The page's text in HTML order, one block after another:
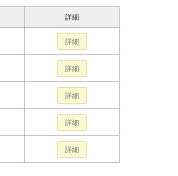
詳細
詳細
詳細
詳細
詳細
詳細